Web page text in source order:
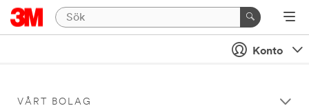
Konto
VÅRT BOLAG